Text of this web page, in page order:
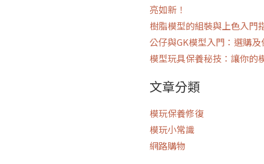
亮如新！
樹脂模型的組裝與上色入門
公仔與GK模型入門：選購
模型玩具保養秘技：讓你的
文章分類
模玩保養修復
模玩小常識
網路購物